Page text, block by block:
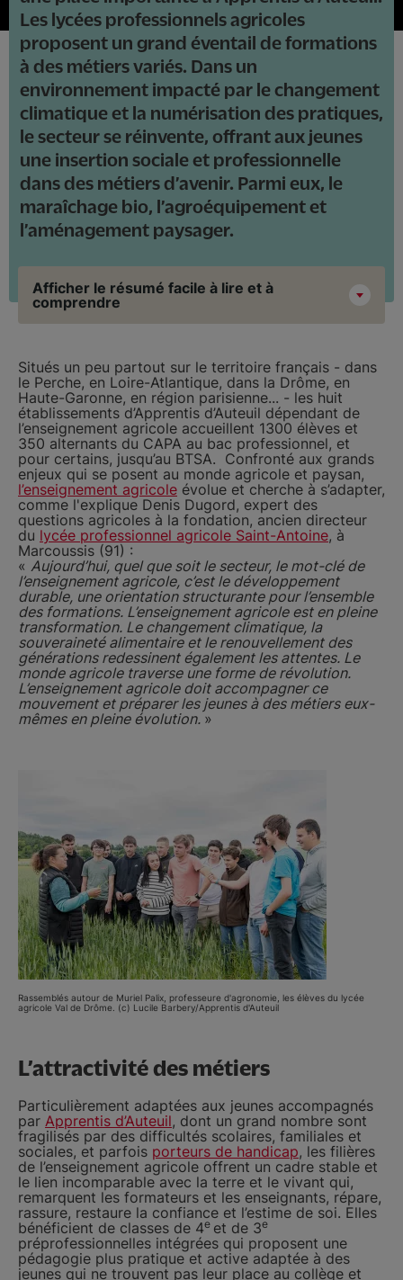
Les lycées professionnels agricoles
proposent un grand éventail de formations
à des métiers variés. Dans un
environnement impacté par le changement
climatique et la numérisation des pratiques,
le secteur se réinvente, offrant aux jeunes
une insertion sociale et professionnelle
dans des métiers d’avenir. Parmi eux, le
maraîchage bio, l’agroéquipement et
l’aménagement paysager.
Afficher le résumé facile à lire et à
comprendre
Situés un peu partout sur le territoire français - dans
le Perche, en Loire-Atlantique, dans la Drôme, en
Haute-Garonne, en région parisienne... - les huit
établissements d’Apprentis d’Auteuil dépendant de
l’enseignement agricole accueillent 1300 élèves et
350 alternants du CAPA au bac professionnel, et
pour certains, jusqu’au BTSA. Confronté aux grands
enjeux qui se posent au monde agricole et paysan,
l’enseignement agricole évolue et cherche à s’adapter,
comme l'explique Denis Dugord, expert des
questions agricoles à la fondation, ancien directeur
du lycée professionnel agricole Saint-Antoine, à
Marcoussis (91) :
« Aujourd’hui, quel que soit le secteur, le mot-clé de
l’enseignement agricole, c’est le développement
durable, une orientation structurante pour l’ensemble
des formations. L’enseignement agricole est en pleine
transformation. Le changement climatique, la
souveraineté alimentaire et le renouvellement des
générations redessinent également les attentes. Le
monde agricole traverse une forme de révolution.
L’enseignement agricole doit accompagner ce
mouvement et préparer les jeunes à des métiers eux-
mêmes en pleine évolution. »
Rassemblés autour de Muriel Palix, professeure d'agronomie, les élèves du lycée
agricole Val de Drôme. (c) Lucile Barbery/Apprentis d'Auteuil
L’attractivité des métiers
Particulièrement adaptées aux jeunes accompagnés
par Apprentis d’Auteuil, dont un grand nombre sont
fragilisés par des difficultés scolaires, familiales et
sociales, et parfois porteurs de handicap, les filières
de l’enseignement agricole offrent un cadre stable et
le lien incomparable avec la terre et le vivant qui,
remarquent les formateurs et les enseignants, répare,
rassure, restaure la confiance et l’estime de soi. Elles
bénéficient de classes de 4e et de 3e
préprofessionnelles intégrées qui proposent une
pédagogie plus pratique et active adaptée à des
jeunes qui ne trouvent pas leur place au collège et